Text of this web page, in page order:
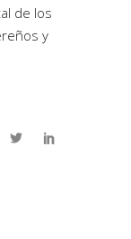
de los
y